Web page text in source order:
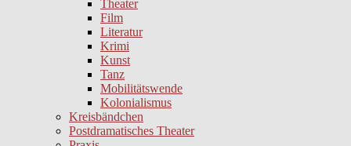
Theater
Film
Literatur
Krimi
Kunst
Tanz
Mobilitätswende
Kolonialismus
Kreisbändchen
Postdramatisches Theater